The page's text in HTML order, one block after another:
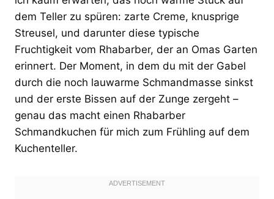
dem Teller zu spüren: zarte Creme, knusprige
Streusel, und darunter diese typische
Fruchtigkeit vom Rhabarber, der an Omas Garten
erinnert. Der Moment, in dem du mit der Gabel
durch die noch lauwarme Schmandmasse sinkst
und der erste Bissen auf der Zunge zergeht –
genau das macht einen Rhabarber
Schmandkuchen für mich zum Frühling auf dem
Kuchenteller.